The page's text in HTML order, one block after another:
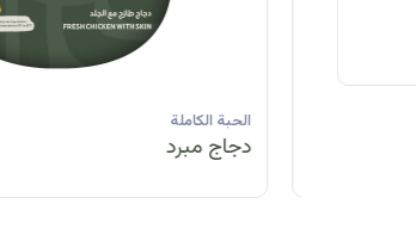
الحبة الكاملة
دجاج مبرد
الحبة